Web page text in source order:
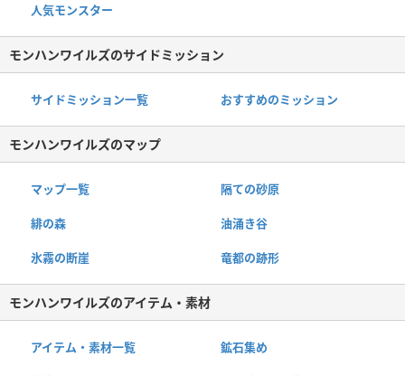
人気モンスター
モンハンワイルズのサイドミッション
サイドミッション一覧 おすすめのミッション
モンハンワイルズのマップ
マップ一覧 隔ての砂原
緋の森 油涌き谷
氷霧の断崖 竜都の跡形
モンハンワイルズのアイテム・素材
アイテム・素材一覧 鉱石集め